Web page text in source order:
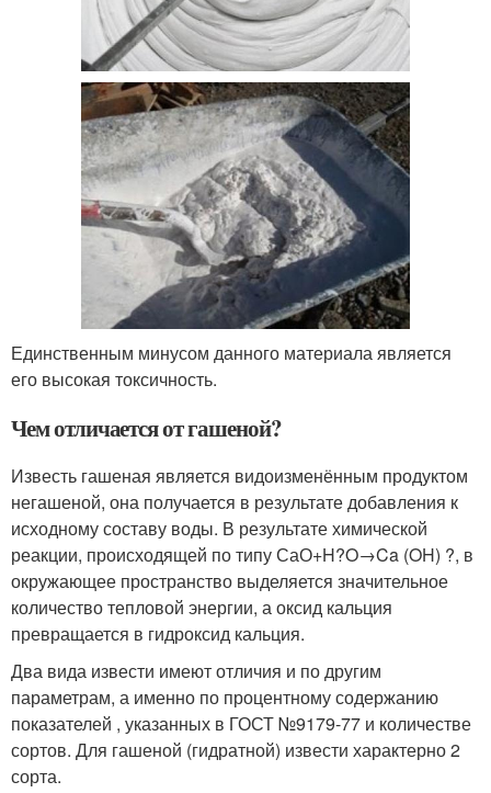
Единственным минусом данного материала является
его высокая токсичность.
Чем отличается от гашеной?
Известь гашеная является видоизменённым продуктом
негашеной, она получается в результате добавления к
исходному составу воды. В результате химической
реакции, происходящей по типу СаО+H?O→Ca (OH) ?, в
окружающее пространство выделяется значительное
количество тепловой энергии, а оксид кальция
превращается в гидроксид кальция.
Два вида извести имеют отличия и по другим
параметрам, а именно по процентному содержанию
показателей , указанных в ГОСТ №9179-77 и количестве
сортов. Для гашеной (гидратной) извести характерно 2
сорта.